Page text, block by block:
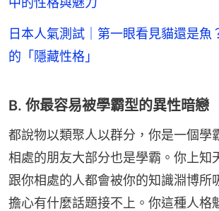
日本人氣測試｜第一眼看見貓還是魚
的「隱藏性格」
B. 你最容易被學霸型的異性暗戀
都說物以類聚人以群分，你是一個學
相處的朋友大部分也是學霸。你上知
跟你相處的人都會被你的知識淵博所
擔心有什麼話題接不上。你這種人格